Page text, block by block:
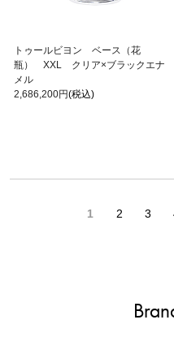
トゥールビヨン ベース（花
瓶） XXL クリア×ブラックエナ
メル
2,686,200円(税込)
1 2 3